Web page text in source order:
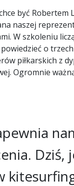
być
naszej
W szkoleniu
o
piłkarskich z
Ogromnie
Dziś,